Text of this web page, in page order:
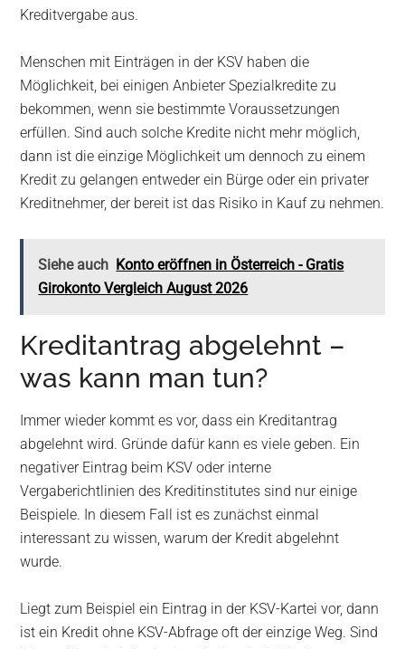
Kreditvergabe aus.
Menschen mit Einträgen in der KSV haben die
Möglichkeit, bei einigen Anbieter Spezialkredite zu
bekommen, wenn sie bestimmte Voraussetzungen
erfüllen. Sind auch solche Kredite nicht mehr möglich,
dann ist die einzige Möglichkeit um dennoch zu einem
Kredit zu gelangen entweder ein Bürge oder ein privater
Kreditnehmer, der bereit ist das Risiko in Kauf zu nehmen.
Siehe auch Konto eröffnen in Österreich - Gratis
Girokonto Vergleich August 2026
Kreditantrag abgelehnt –
was kann man tun?
Immer wieder kommt es vor, dass ein Kreditantrag
abgelehnt wird. Gründe dafür kann es viele geben. Ein
negativer Eintrag beim KSV oder interne
Vergaberichtlinien des Kreditinstitutes sind nur einige
Beispiele. In diesem Fall ist es zunächst einmal
interessant zu wissen, warum der Kredit abgelehnt
wurde.
Liegt zum Beispiel ein Eintrag in der KSV-Kartei vor, dann
ist ein Kredit ohne KSV-Abfrage oft der einzige Weg. Sind